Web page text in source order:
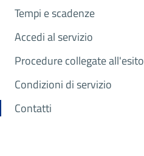
Tempi e scadenze
Accedi al servizio
Procedure collegate all'esito
Condizioni di servizio
Contatti